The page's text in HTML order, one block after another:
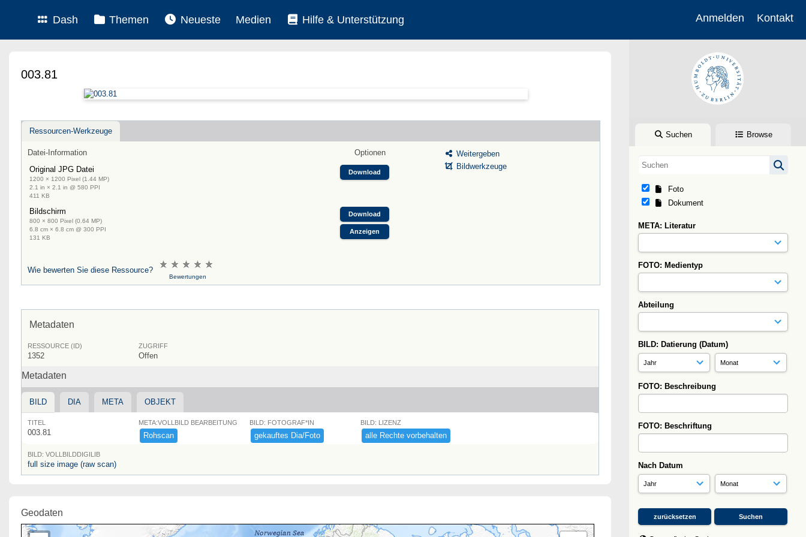
Dash Themen Neueste Medien Hilfe & Unterstützung Anmelden Kontakt
Suchen Browse
Foto
Dokument
META: Literatur
FOTO: Medientyp
Abteilung
BILD: Datierung (Datum)
FOTO: Beschreibung
FOTO: Beschriftung
Nach Datum
003.81
Ressourcen-Werkzeuge
Datei-Information
Optionen
Original JPG Datei
1200 × 1200 Pixel (1.44 MP)
2.1 in × 2.1 in @ 580 PPI
411 KB
Download
Bildschirm
800 × 800 Pixel (0.64 MP)
6.8 cm × 6.8 cm @ 300 PPI
131 KB
Download
Anzeigen
Weitergeben
Bildwerkzeuge
Wie bewerten Sie diese Ressource?
Bewertungen
Metadaten
RESSOURCE (ID)
1352
ZUGRIFF
Offen
Metadaten
BILD DIA META OBJEKT
TITEL
003.81
META:VOLLBILD BEARBEITUNG
Rohscan
BILD: FOTOGRAF*IN
gekauftes ​Dia/​Foto
BILD: LIZENZ
alle ​Rechte ​vorbehalten
BILD: VOLLBILDDIGILIB
full size image (raw scan)
Geodaten